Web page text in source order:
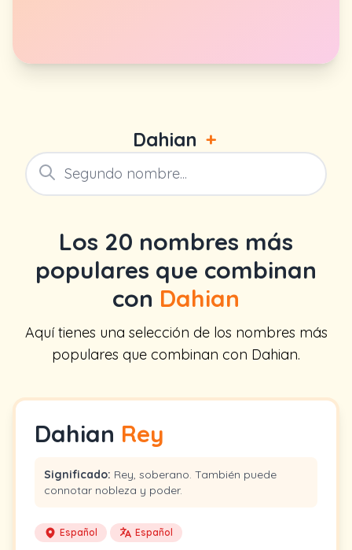
Dahian +
Los 20 nombres más
populares que combinan
con Dahian
Aquí tienes una selección de los nombres más
populares que combinan con Dahian.
Dahian Rey
Significado: Rey, soberano. También puede
connotar nobleza y poder.
Español Español